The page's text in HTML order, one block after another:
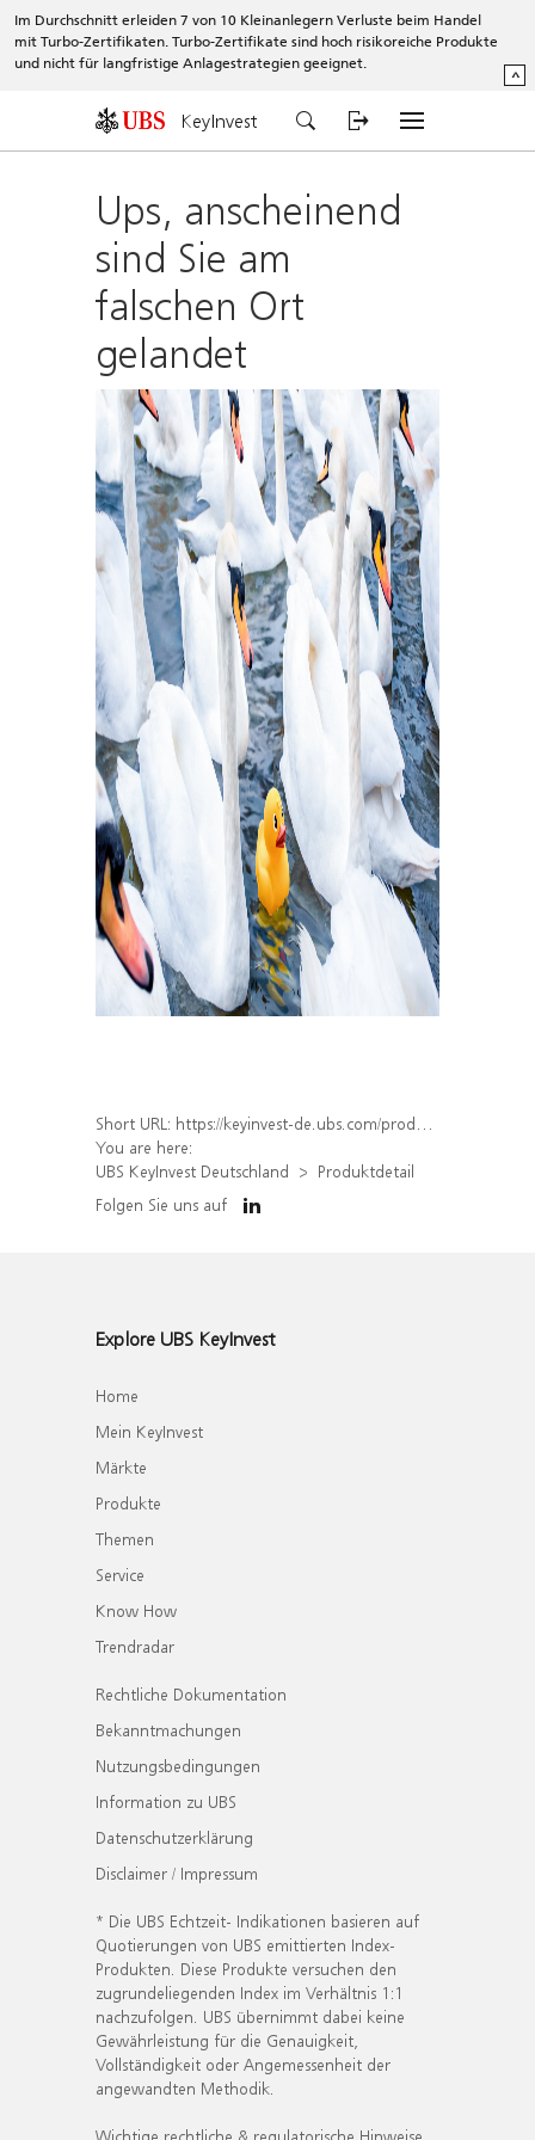
Im Durchschnitt erleiden 7 von 10 Kleinanlegern Verluste beim Handel
mit Turbo-Zertifikaten. Turbo-Zertifikate sind hoch risikoreiche Produkte
und nicht für langfristige Anlagestrategien geeignet.
^
KeyInvest
Ups, anscheinend
sind Sie am
falschen Ort
gelandet
Short URL: https://keyinvest-de.ubs.com/produkt/detail/index/isin/DE000WA7XTP6
You are here:
UBS KeyInvest Deutschland
Produktdetail
Folgen Sie uns auf
Explore UBS KeyInvest
Home
Mein KeyInvest
Märkte
Produkte
Themen
Service
Know How
Trendradar
Rechtliche Dokumentation
Bekanntmachungen
Nutzungsbedingungen
Information zu UBS
Datenschutzerklärung
Disclaimer / Impressum
* Die UBS Echtzeit- Indikationen basieren auf
Quotierungen von UBS emittierten Index-
Produkten. Diese Produkte versuchen den
zugrundeliegenden Index im Verhältnis 1:1
nachzufolgen. UBS übernimmt dabei keine
Gewährleistung für die Genauigkeit,
Vollständigkeit oder Angemessenheit der
angewandten Methodik.